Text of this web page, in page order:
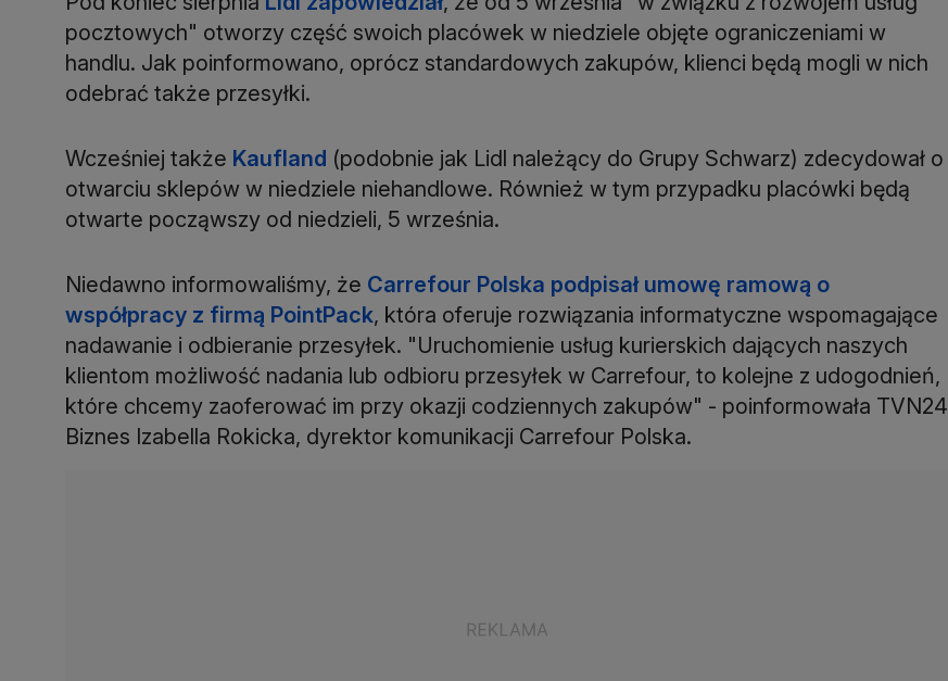
pocztowych" otworzy część swoich placówek w niedziele objęte ograniczeniami w
handlu. Jak poinformowano, oprócz standardowych zakupów, klienci będą mogli w nich
odebrać także przesyłki.
Wcześniej także Kaufland (podobnie jak Lidl należący do Grupy Schwarz) zdecydował o
otwarciu sklepów w niedziele niehandlowe. Również w tym przypadku placówki będą
otwarte począwszy od niedzieli, 5 września.
Niedawno informowaliśmy, że Carrefour Polska podpisał umowę ramową o
współpracy z firmą PointPack, która oferuje rozwiązania informatyczne wspomagające
nadawanie i odbieranie przesyłek. "Uruchomienie usług kurierskich dających naszych
klientom możliwość nadania lub odbioru przesyłek w Carrefour, to kolejne z udogodnień,
które chcemy zaoferować im przy okazji codziennych zakupów" - poinformowała TVN24
Biznes Izabella Rokicka, dyrektor komunikacji Carrefour Polska.